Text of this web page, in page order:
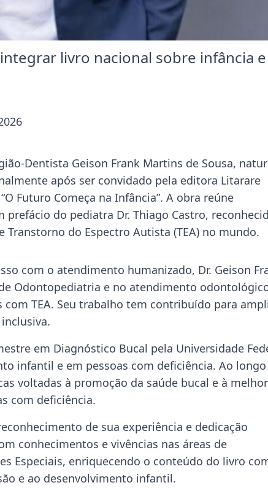
livro nacional sobre infância e
Dentista Geison Frank Martins de Sousa,
após ser convidado pela editora Litarare
Futuro Começa na Infância”. A obra reúne
do pediatra Dr. Thiago Castro,
do Espectro Autista (TEA) no mundo.
com o atendimento humanizado, Dr. Geison
Odontopediatria e no atendimento
TEA. Seu trabalho tem contribuído para
em Diagnóstico Bucal pela Universidade
infantil e em pessoas com deficiência. Ao
voltadas à promoção da saúde bucal e à
com deficiência.
de sua experiência e dedicação
conhecimentos e vivências nas áreas de
Especiais, enriquecendo o conteúdo do livro
e ao desenvolvimento infantil.